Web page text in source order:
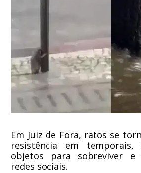
Em Juiz de Fora, ratos se
resistência em temporais,
objetos para sobreviver e
redes sociais.